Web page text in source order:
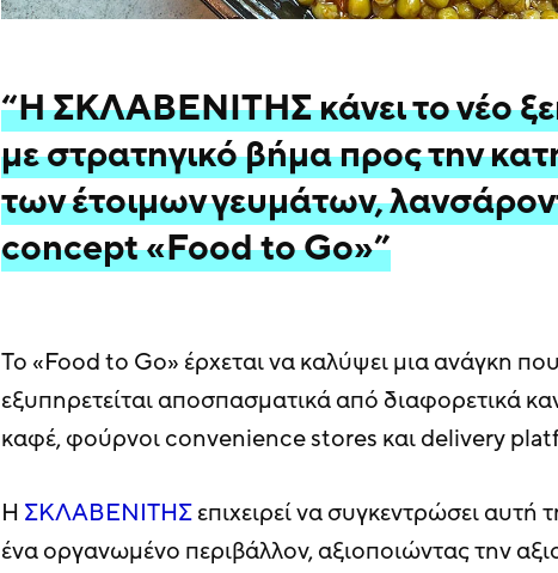
“Η ΣΚΛΑΒΕΝΙΤΗΣ κάνει το νέο
με στρατηγικό βήμα προς την
των έτοιμων γευμάτων,
concept «Food to Go»”
Το «Food to Go» έρχεται να καλύψει μια ανάγκη
εξυπηρετείται αποσπασματικά από διαφορετικά
καφέ, φούρνοι convenience stores και delivery
Η ΣΚΛΑΒΕΝΙΤΗΣεπιχειρεί να συγκεντρώσει αυτή
ένα οργανωμένο περιβάλλον, αξιοποιώντας την